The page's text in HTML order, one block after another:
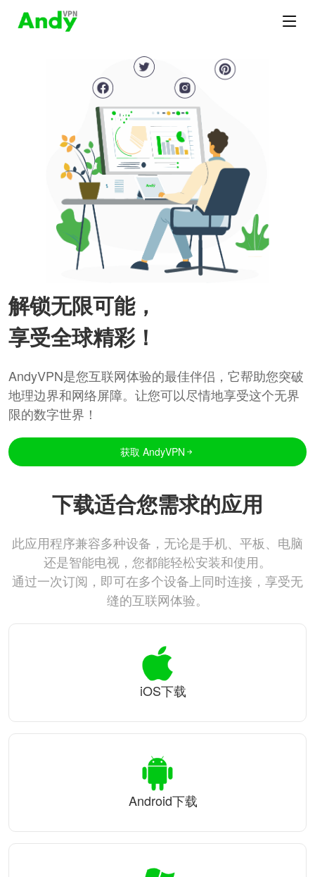
解锁无限可能，
享受全球精彩！
AndyVPN是您互联网体验的最佳伴侣，它帮助您突破
地理边界和网络屏障。让您可以尽情地享受这个无界
限的数字世界！
获取 AndyVPN
下载适合您需求的应用
此应用程序兼容多种设备，无论是手机、平板、电脑
还是智能电视，您都能轻松安装和使用。
通过一次订阅，即可在多个设备上同时连接，享受无
缝的互联网体验。
iOS下载
Android下载